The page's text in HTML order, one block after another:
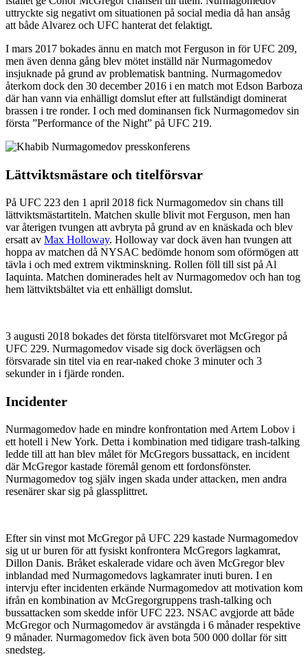
uttryckte sig negativt om situationen på social media då han ansåg
att både Alvarez och UFC hanterat det felaktigt.
I mars 2017 bokades ännu en match mot Ferguson in för UFC 209,
men även denna gång blev mötet inställd när Nurmagomedov
insjuknade på grund av problematisk bantning. Nurmagomedov
återkom dock den 30 december 2016 i en match mot Edson Barboza
där han vann via enhälligt domslut efter att fullständigt dominerat
brassen i tre ronder. I och med dominansen fick Nurmagomedov sin
första ”Performance of the Night” på UFC 219.
Lättviktsmästare och titelförsvar
På UFC 223 den 1 april 2018 fick Nurmagomedov sin chans till
lättviktsmästartiteln. Matchen skulle blivit mot Ferguson, men han
var återigen tvungen att avbryta på grund av en knäskada och blev
ersatt av Max Holloway. Holloway var dock även han tvungen att
hoppa av matchen då NYSAC bedömde honom som oförmögen att
tävla i och med extrem viktminskning. Rollen föll till sist på Al
Iaquinta. Matchen dominerades helt av Nurmagomedov och han tog
hem lättviktsbältet via ett enhälligt domslut.
3 augusti 2018 bokades det första titelförsvaret mot McGregor på
UFC 229. Nurmagomedov visade sig dock överlägsen och
försvarade sin titel via en rear-naked choke 3 minuter och 3
sekunder in i fjärde ronden.
Incidenter
Nurmagomedov hade en mindre konfrontation med Artem Lobov i
ett hotell i New York. Detta i kombination med tidigare trash-talking
ledde till att han blev målet för McGregors bussattack, en incident
där McGregor kastade föremål genom ett fordonsfönster.
Nurmagomedov tog själv ingen skada under attacken, men andra
resenärer skar sig på glassplittret.
Efter sin vinst mot McGregor på UFC 229 kastade Nurmagomedov
sig ut ur buren för att fysiskt konfrontera McGregors lagkamrat,
Dillon Danis. Bråket eskalerade vidare och även McGregor blev
inblandad med Nurmagomedovs lagkamrater inuti buren. I en
intervju efter incidenten erkände Nurmagomedov att motivation kom
ifrån en kombination av McGregorgruppens trash-talking och
bussattacken som skedde inför UFC 223. NSAC avgjorde att både
McGregor och Nurmagomedov är avstängda i 6 månader respektive
9 månader. Nurmagomedov fick även bota 500 000 dollar för sitt
snedsteg.